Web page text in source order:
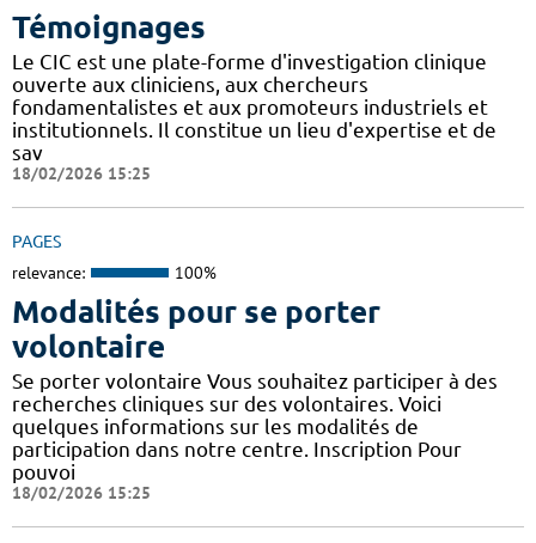
Témoignages
Le CIC est une plate-forme d'investigation clinique
ouverte aux cliniciens, aux chercheurs
fondamentalistes et aux promoteurs industriels et
institutionnels. Il constitue un lieu d'expertise et de
sav
18/02/2026 15:25
PAGES
relevance: 100%
Modalités pour se porter
volontaire
Se porter volontaire Vous souhaitez participer à des
recherches cliniques sur des volontaires. Voici
quelques informations sur les modalités de
participation dans notre centre. Inscription Pour
pouvoi
18/02/2026 15:25